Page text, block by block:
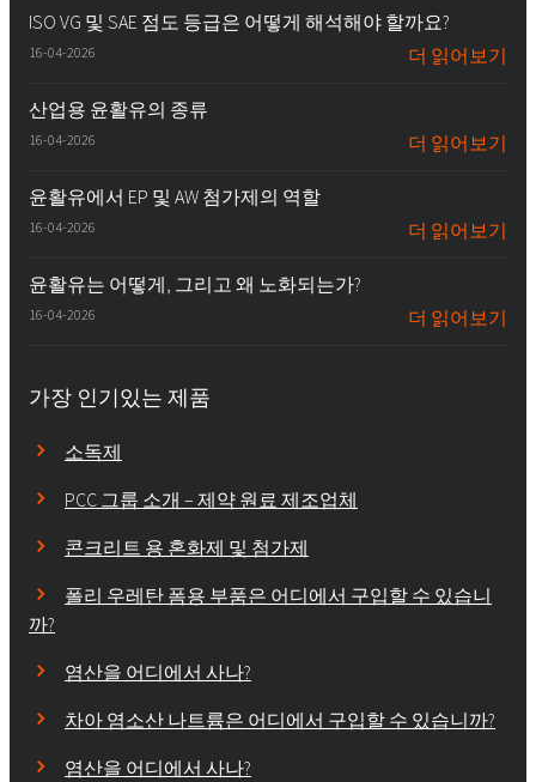
ISO VG 및 SAE 점도 등급은 어떻게 해석해야 할까요?
16-04-2026 더 읽어보기
산업용 윤활유의 종류
16-04-2026 더 읽어보기
윤활유에서 EP 및 AW 첨가제의 역할
16-04-2026 더 읽어보기
윤활유는 어떻게, 그리고 왜 노화되는가?
16-04-2026 더 읽어보기
가장 인기있는 제품
소독제
PCC 그룹 소개 – 제약 원료 제조업체
콘크리트 용 혼화제 및 첨가제
폴리 우레탄 폼용 부품은 어디에서 구입할 수 있습니
까?
염산을 어디에서 사나?
차아 염소산 나트륨은 어디에서 구입할 수 있습니까?
염산을 어디에서 사나?